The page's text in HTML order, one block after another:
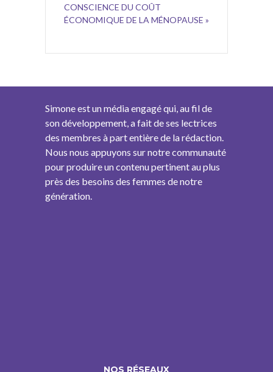
CONSCIENCE DU COÛT
ÉCONOMIQUE DE LA MÉNOPAUSE »
Simone est un média engagé qui, au fil de
son développement, a fait de ses lectrices
des membres à part entière de la rédaction.
Nous nous appuyons sur notre communauté
pour produire un contenu pertinent au plus
près des besoins des femmes de notre
génération.
NOS RÉSEAUX